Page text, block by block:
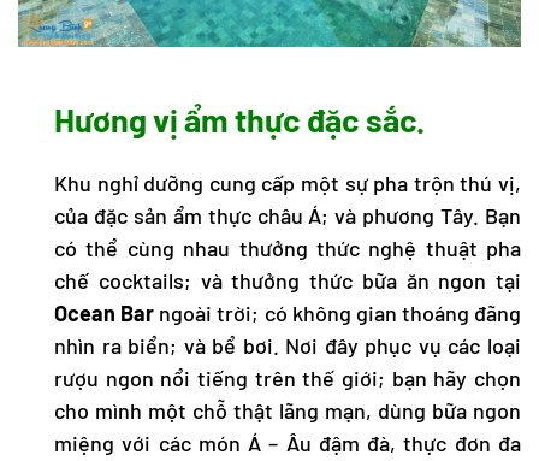
Hương vị ẩm thực đặc sắc.
Khu nghỉ dưỡng cung cấp một sự pha trộn thú vị,
của đặc sản ẩm thực châu Á; và phương Tây. Bạn
có thể cùng nhau thưởng thức nghệ thuật pha
chế cocktails; và thưởng thức bữa ăn ngon tại
Ocean Bar ngoài trời; có không gian thoáng đãng
nhìn ra biển; và bể bơi. Nơi đây phục vụ các loại
rượu ngon nổi tiếng trên thế giới; bạn hãy chọn
cho mình một chỗ thật lãng mạn, dùng bữa ngon
miệng với các món Á – Âu đậm đà, thực đơn đa